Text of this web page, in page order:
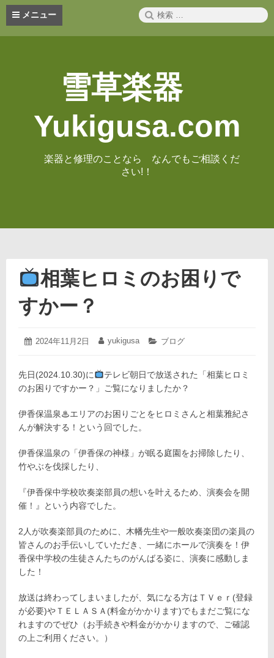
コ
メニュー
検
索:
雪草楽器
Yukigusa.com
楽器と修理のことなら なんでもご相談くだ
さい!！
相葉ヒロミのお困りで
すかー？
投
2024年11月2日
2024
月
12
日
投
yukigusa
カ
リ
ー:
ブログ
先日(2024.10.30)に
テレビ朝日で放送された「相葉ヒロミ
のお困りですかー？」ご覧になりましたか？
伊香保温泉♨エリアのお困りごとをヒロミさんと相葉雅紀さ
んが解決する！という回でした。
伊香保温泉の「伊香保の神様」が眠る庭園をお掃除したり、
竹やぶを伐採したり、
『伊香保中学校吹奏楽部員の想いを叶えるため、演奏会を開
催！』という内容でした。
2人が吹奏楽部員のために、木幡先生や一般吹奏楽団の楽員の
皆さんのお手伝いしていただき、一緒にホールで演奏を！伊
香保中学校の生徒さんたちのがんばる姿に、演奏に感動しま
した！
放送は終わってしまいましたが、気になる方はＴＶｅｒ(登録
が必要)やＴＥＬＡＳＡ(料金がかかります)でもまだご覧にな
れますのでぜひ（お手続きや料金がかかりますので、ご確認
の上ご利用ください。）